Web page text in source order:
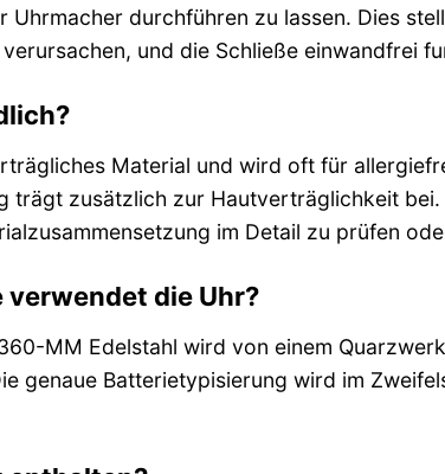
Uhrmacher durchführen zu lassen. Dies
und die Schließe einwandfrei
Material und wird oft für
trägt zusätzlich zur Hautverträglichkeit
im Detail zu prüfen
die Uhr?
MM Edelstahl wird von einem
genaue Batterietypisierung wird im